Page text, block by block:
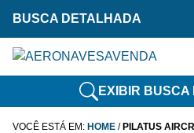
BUSCA DETALHADA
EXIBIR
VOCÊ ESTÁ EM: HOME / PILATUS